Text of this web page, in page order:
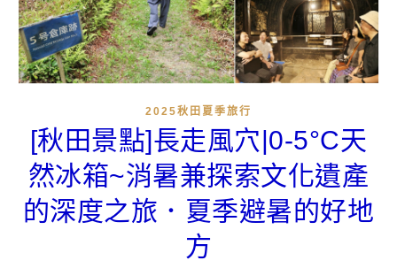
2025秋田夏季旅行
[秋田景點]長走風穴|0-5°C天
然冰箱~消暑兼探索文化遺產
的深度之旅．夏季避暑的好地
方